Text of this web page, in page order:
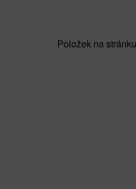
Položek na stránku